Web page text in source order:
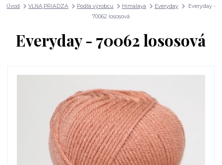
Úvod VLNA,PRIADZA Podľa výrobcu Himalaya Everyday
Everyday -
70062 lososová
Everyday - 70062 lososová